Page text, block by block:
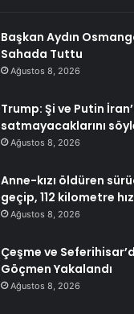
Başkan Aydın
Sahada Tuttu
Ağustos 8, 2026
Trump: Şi ve Putin
satmayacaklarını
Ağustos 8, 2026
Anne-kızı öldüren
geçip, 112 kilometre
Ağustos 8, 2026
Çeşme ve
Göçmen Yakalandı
Ağustos 8, 2026